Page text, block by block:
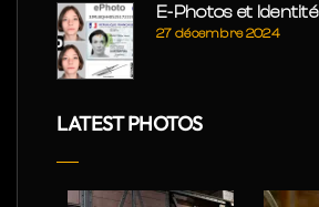
E-Photos et Identité
27 décembre 2024
LATEST PHOTOS